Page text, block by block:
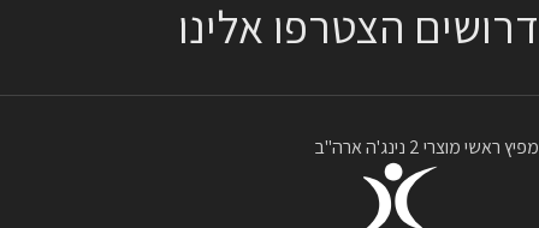
דרושים הצטרפו אלינו
מפיץ ראשי מוצרי 2 נינג'ה ארה"ב